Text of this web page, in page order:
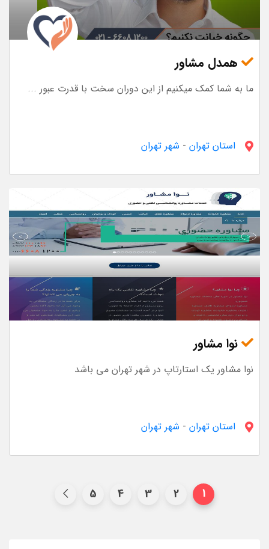
همدل مشاور
ما به شما کمک میکنیم از این دوران سخت با قدرت عبور ...
استان تهران - شهر تهران
نوا مشاور
نوا مشاور یک استارتاپ در شهر تهران می باشد
استان تهران - شهر تهران
1
2
3
4
5